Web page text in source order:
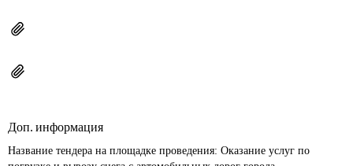
Доп. информация
Название тендера на площадке проведения: Оказание услуг по